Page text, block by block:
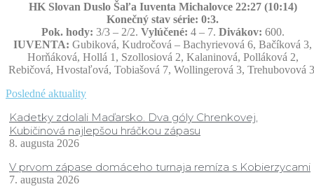
HK Slovan Duslo Šaľa Iuventa Michalovce 22:27 (10:14)
Konečný stav série: 0:3.
Pok. hody: 3/3 – 2/2. Vylúčené: 4 – 7. Divákov: 600.
IUVENTA: Gubiková, Kudročová – Bachyrievová 6, Bačíková 3,
Horňáková, Hollá 1, Szollosiová 2, Kalaninová, Polláková 2,
Rebičová, Hvostaľová, Tobiašová 7, Wollingerová 3, Trehubovová
Posledné aktuality
Kadetky zdolali Maďarsko. Dva góly Chrenkovej,
Kubičinová najlepšou hráčkou zápasu
8. augusta 2026
V prvom zápase domáceho turnaja remíza s Kobierzycami
7. augusta 2026